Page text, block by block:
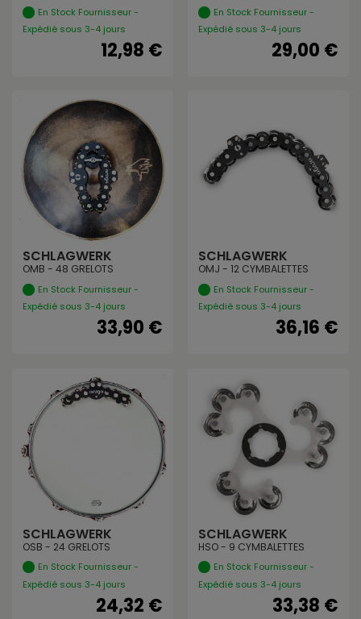
En Stock Fournisseur -
Expédié sous 3-4 jours
12,98 €
En Stock Fournisseur -
Expédié sous 3-4 jours
29,00 €
SCHLAGWERK
OMB - 48 GRELOTS
En Stock Fournisseur -
Expédié sous 3-4 jours
33,90 €
SCHLAGWERK
OMJ - 12 CYMBALETTES
En Stock Fournisseur -
Expédié sous 3-4 jours
36,16 €
SCHLAGWERK
OSB - 24 GRELOTS
En Stock Fournisseur -
Expédié sous 3-4 jours
24,32 €
SCHLAGWERK
HSO - 9 CYMBALETTES
En Stock Fournisseur -
Expédié sous 3-4 jours
33,38 €